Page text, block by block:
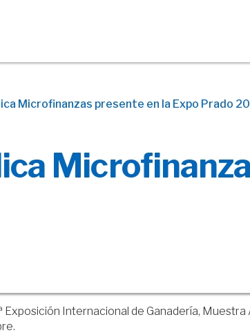
Microfinanzas presente en la Expo Prado
Exposición Internacional de Ganadería,